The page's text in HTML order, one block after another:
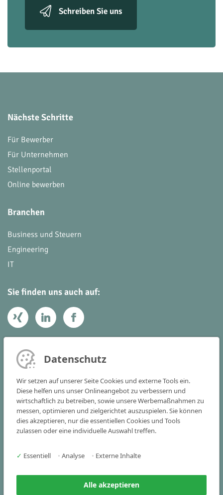
Schreiben Sie uns
Nächste Schritte
Für Bewerber
Für Unternehmen
Stellenportal
Online bewerben
Branchen
Business und Steuern
Engineering
IT
Sie finden uns auch auf:
Ihr Kontakt zu uns
Vogelstraße 22 - 24
91301 Forchheim
Tel+49 9191 341515-0
info(at)victoria-consulting.de
Datenschutz
Wir setzen auf unserer Seite Cookies und externe Tools ein.
Diese helfen uns unser Onlineangebot zu verbessern und
wirtschaftlich zu betreiben, sowie unsere Werbemaßnahmen zu
messen, optimieren und zielgerichtet auszuspielen. Sie können
dies akzeptieren, nur die essentiellen Cookies und Tools
zulassen oder eine individuelle Auswahl treffen.
✓ Essentiell • Analyse • Externe Inhalte
Alle akzeptieren